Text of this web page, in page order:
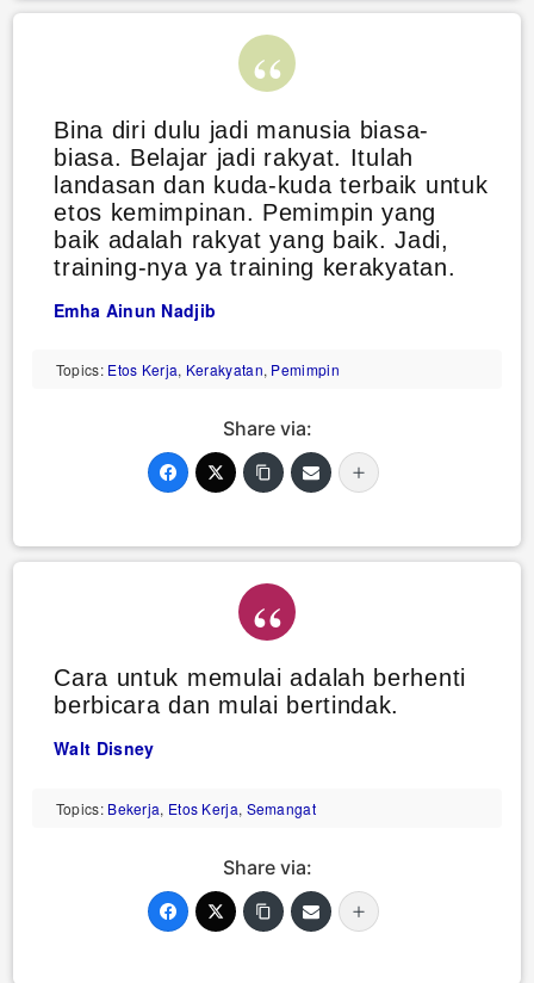
Bina diri dulu jadi manusia biasa-
biasa. Belajar jadi rakyat. Itulah
landasan dan kuda-kuda terbaik untuk
etos kemimpinan. Pemimpin yang
baik adalah rakyat yang baik. Jadi,
training-nya ya training kerakyatan.
Emha Ainun Nadjib
Topics: Etos Kerja, Kerakyatan, Pemimpin
Share via:
Cara untuk memulai adalah berhenti
berbicara dan mulai bertindak.
Walt Disney
Topics: Bekerja, Etos Kerja, Semangat
Share via: